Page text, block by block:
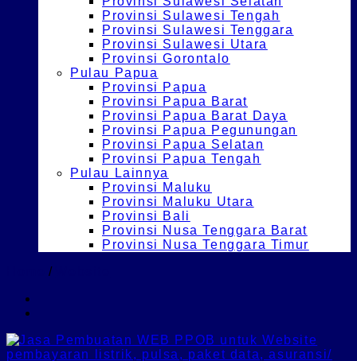
Provinsi Sulawesi Tengah
Provinsi Sulawesi Tenggara
Provinsi Sulawesi Utara
Provinsi Gorontalo
Pulau Papua
Provinsi Papua
Provinsi Papua Barat
Provinsi Papua Barat Daya
Provinsi Papua Pegunungan
Provinsi Papua Selatan
Provinsi Papua Tengah
Pulau Lainnya
Provinsi Maluku
Provinsi Maluku Utara
Provinsi Bali
Provinsi Nusa Tenggara Barat
Provinsi Nusa Tenggara Timur
/